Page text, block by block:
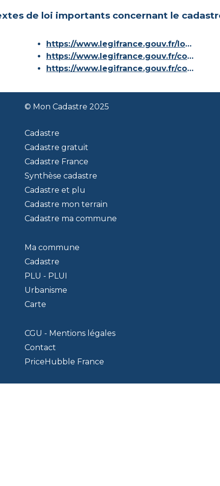
de loi importants concernant le
https://www.legifrance.gouv.fr/loda/id/JORFTEXT000000686267/
https://www.legifrance.gouv.fr/codes/article_lc/LEGIARTI000036588629/
https://www.legifrance.gouv.fr/codes/id/LEGISCTA000006180153/
© Mon Cadastre 2025
Cadastre
Cadastre gratuit
Cadastre France
Synthèse cadastre
Cadastre et plu
Cadastre mon terrain
Cadastre ma commune
Ma commune
Cadastre
PLU - PLUI
Urbanisme
Carte
CGU - Mentions légales
Contact
PriceHubble France